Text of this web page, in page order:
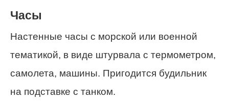
Часы
Настенные часы с морской или военной
тематикой, в виде штурвала с термометром,
самолета, машины. Пригодится будильник
на подставке с танком.